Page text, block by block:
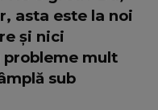
asta este la noi
și nici
probleme mult
sub